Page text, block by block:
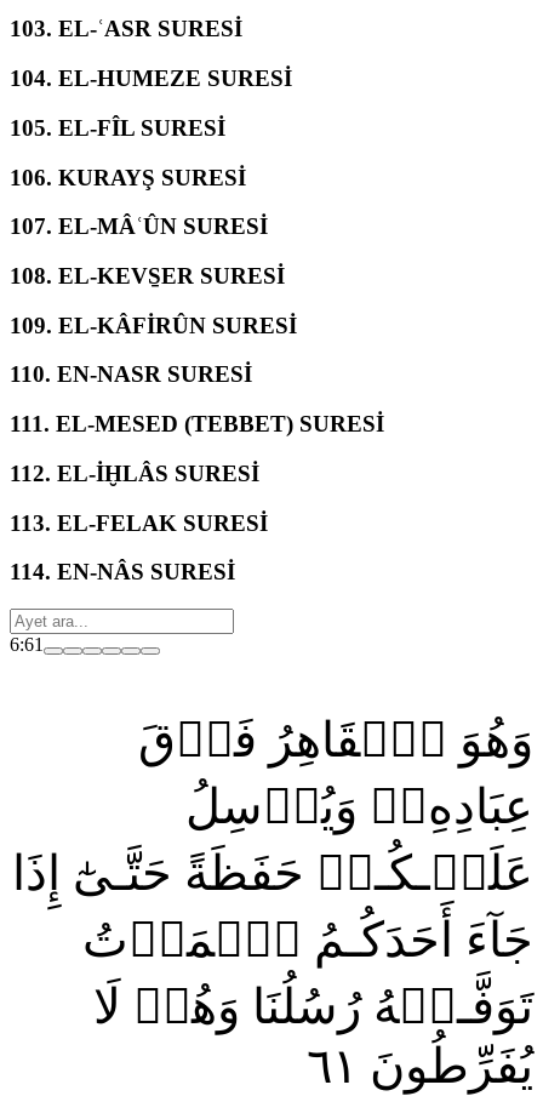
103. EL-ʿASR SURESİ
104. EL-HUMEZE SURESİ
105. EL-FÎL SURESİ
106. KURAYŞ SURESİ
107. EL-MÂʿÛN SURESİ
108. EL-KEVS̱ER SURESİ
109. EL-KÂFİRÛN SURESİ
110. EN-NASR SURESİ
111. EL-MESED (TEBBET) SURESİ
112. EL-İḪLÂS SURESİ
113. EL-FELAK SURESİ
114. EN-NÂS SURESİ
6:61
وَهُوَ ٱلۡقَاهِرُ فَوۡقَ
عِبَادِهِۦۖ وَيُرۡسِلُ
عَلَيۡـكُـمۡ حَفَظَةً حَتَّـىٰٓ إِذَا
جَآءَ أَحَدَكُـمُ ٱلۡمَوۡتُ
تَوَفَّـتۡهُ رُسُلُنَا وَهُمۡ لَا
يُفَرِّطُونَ ٦١